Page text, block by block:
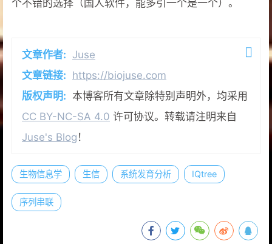
个不错的选择（国人软件，能多引一个是一个）。
文章作者: Juse
文章链接: https://biojuse.com
版权声明: 本博客所有文章除特别声明外，均采用
CC BY-NC-SA 4.0 许可协议。转载请注明来自
Juse's Blog ！
生物信息学 生信 系统发育分析 IQtree
序列串联